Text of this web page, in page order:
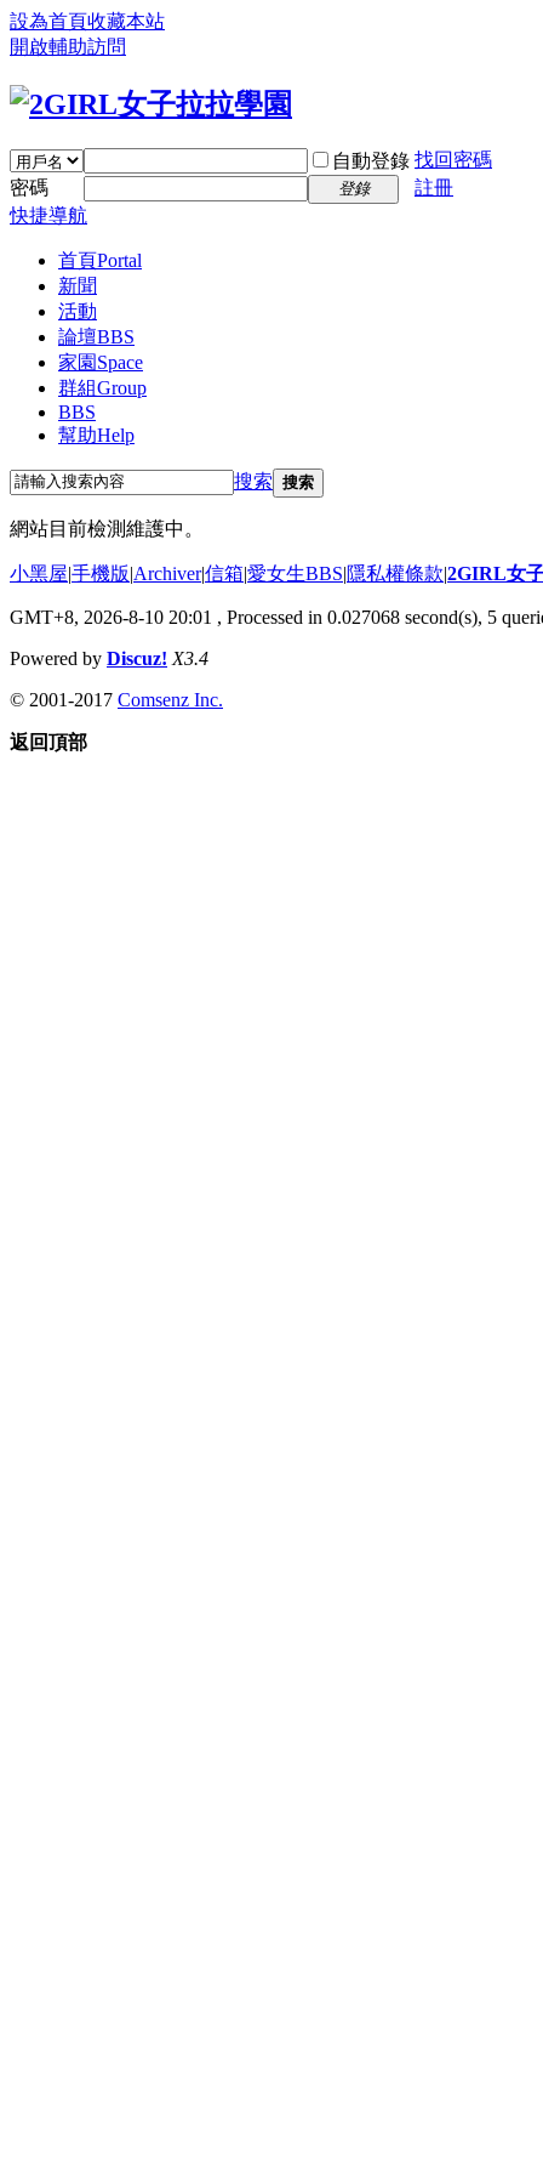
設為首頁收藏本站
開啟輔助訪問
自動登錄 找回密碼
密碼
登錄
註冊
快捷導航
首頁Portal
新聞
活動
論壇BBS
家園 Space
群組Group
BBS
幫助Help
搜索 搜索
網站目前檢測維護中。
小黑屋|手機版|Archiver|信箱|愛女生BBS|隱私權條款|2GIRL女
GMT+8, 2026-8-10 20:01 , Processed in 0.027068 second(s), 5
Powered by Discuz! X3.4
© 2001-2017 Comsenz Inc.
返回頂部